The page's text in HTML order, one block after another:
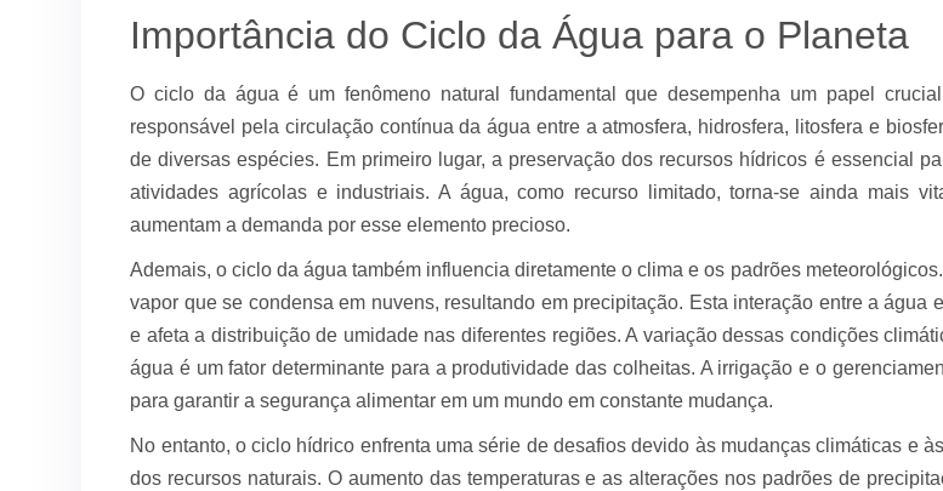
Importância do Ciclo da Água para o Planeta
O ciclo da água é um fenômeno natural fundamental que desempenha um papel
responsável pela circulação contínua da água entre a atmosfera, hidrosfera, litosfera e
de diversas espécies. Em primeiro lugar, a preservação dos recursos hídricos é essencial
atividades agrícolas e industriais. A água, como recurso limitado, torna-se ainda mais
aumentam a demanda por esse elemento precioso.
Ademais, o ciclo da água também influencia diretamente o clima e os padrões
vapor que se condensa em nuvens, resultando em precipitação. Esta interação entre a
e afeta a distribuição de umidade nas diferentes regiões. A variação dessas condições
água é um fator determinante para a produtividade das colheitas. A irrigação e o
para garantir a segurança alimentar em um mundo em constante mudança.
No entanto, o ciclo hídrico enfrenta uma série de desafios devido às mudanças climáticas e
dos recursos naturais. O aumento das temperaturas e as alterações nos padrões de